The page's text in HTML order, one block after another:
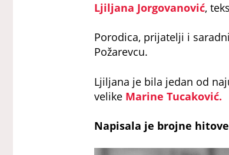
Ljiljana Jorgovanović,
Porodica, prijatelji i
Požarevcu.
Ljiljana je bila jedan od
velike Marine Tucaković.
Napisala je brojne hitove